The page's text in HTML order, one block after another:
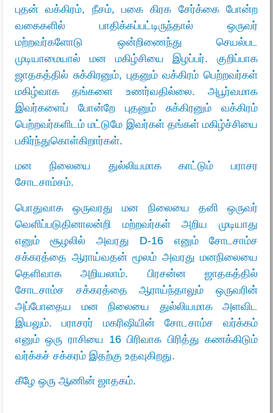
புதன் வக்கிரம், நீசம், பகை கிரக சேர்க்கை போன்ற
வகைகளில் பாதிக்கப்பட்டிருந்தால் ஒருவர்
மற்றவர்களோடு ஒன்றிணைந்து செயல்பட
முடியாமையால் மன மகிழ்சியை இழப்பர். குறிப்பாக
ஜாதகத்தில் சுக்கிரனும், புதனும் வக்கிரம் பெற்றவர்கள்
மகிழ்வாக தங்களை உணர்வதில்லை. அபூர்வமாக
இவர்களைப் போன்றே புதனும் சுக்கிரனும் வக்கிரம்
பெற்றவர்களிடம் மட்டுமே இவர்கள் தங்கள் மகிழ்ச்சியை
பகிர்ந்துகொள்கிறார்கள்.
மன நிலையை துல்லியமாக காட்டும் பராசர
சோடசாம்சம்.
பொதுவாக ஒருவரது மன நிலையை தனி ஒருவர்
வெளிப்படுதினாலன்றி மற்றவர்கள் அறிய முடியாது
எனும் சூழலில் அவரது D-16 எனும் சோடசாம்ச
சக்கரத்தை ஆராய்வதன் மூலம் அவரது மனநிலையை
தெளிவாக அறியலாம். பிரசன்ன ஜாதகத்தில்
சோடசாம்ச சக்கரத்தை ஆராய்ந்தாலும் ஒருவரின்
அப்போதைய மன நிலையை துல்லியமாக அளவிட
இயலும். பராசரர் மகரிஷியின் சோடசாம்ச வர்க்கம்
எனும் ஒரு ராசியை 16 பிரிவாக பிரித்து கணக்கிடும்
வர்க்கச் சக்கரம் இதற்கு உதவுகிறது.
கீழே ஒரு ஆணின் ஜாதகம்.